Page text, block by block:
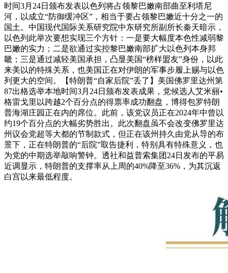
时间3月24日颁布发表以色列将占领黎巴嫩南部曲至利塔尼
河，以成立“防御缓冲区”，相当于要占领黎巴嫩近十分之一的
国土。中国现代国际关系研究院中东研究所副所长秦天暗示，
以色列此举次要想实现三个方针：一是要大幅度本色性减弱黎
巴嫩的实力；二是欲通过实控黎巴嫩南部扩大以色列本身邦
畿；三是通过减轻美国承担，凸显美国“榜样盟友”身份，以此
来美以的特殊关系，也美国正在对伊朗的军事步履上赐与以色
列更大的空间。【特朗普“自家后院”丢了】美国佛罗里达州第
87出格选举本地时间3月24日颁布发表成果，党候选人艾米丽•
格雷戈里以跨越2个百分点的得票率成功翻盘，博得包罗特朗
普海湖庄园正在内的席位。此前，该党议员正在2024年中曾以
约19个百分点的大幅劣势胜出。此次翻盘虽不会改变佛罗里达
州议会党超等大都的节制款式，但正在该州持久由党从导的布
景下，正在特朗普的“后院”取告捷利，特别具有特殊意义，也
为党的中期选举敲响警钟。透社和益普索集团24日发布的平易
近调显示，特朗普的支撑率从上周的40%降至36%，为其沉返
白宫以来最低程度。